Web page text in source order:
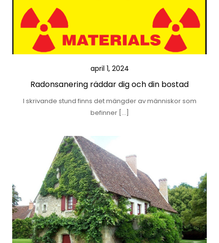
april 1, 2024
Radonsanering räddar dig och din bostad
I skrivande stund finns det mängder av människor som
befinner […]